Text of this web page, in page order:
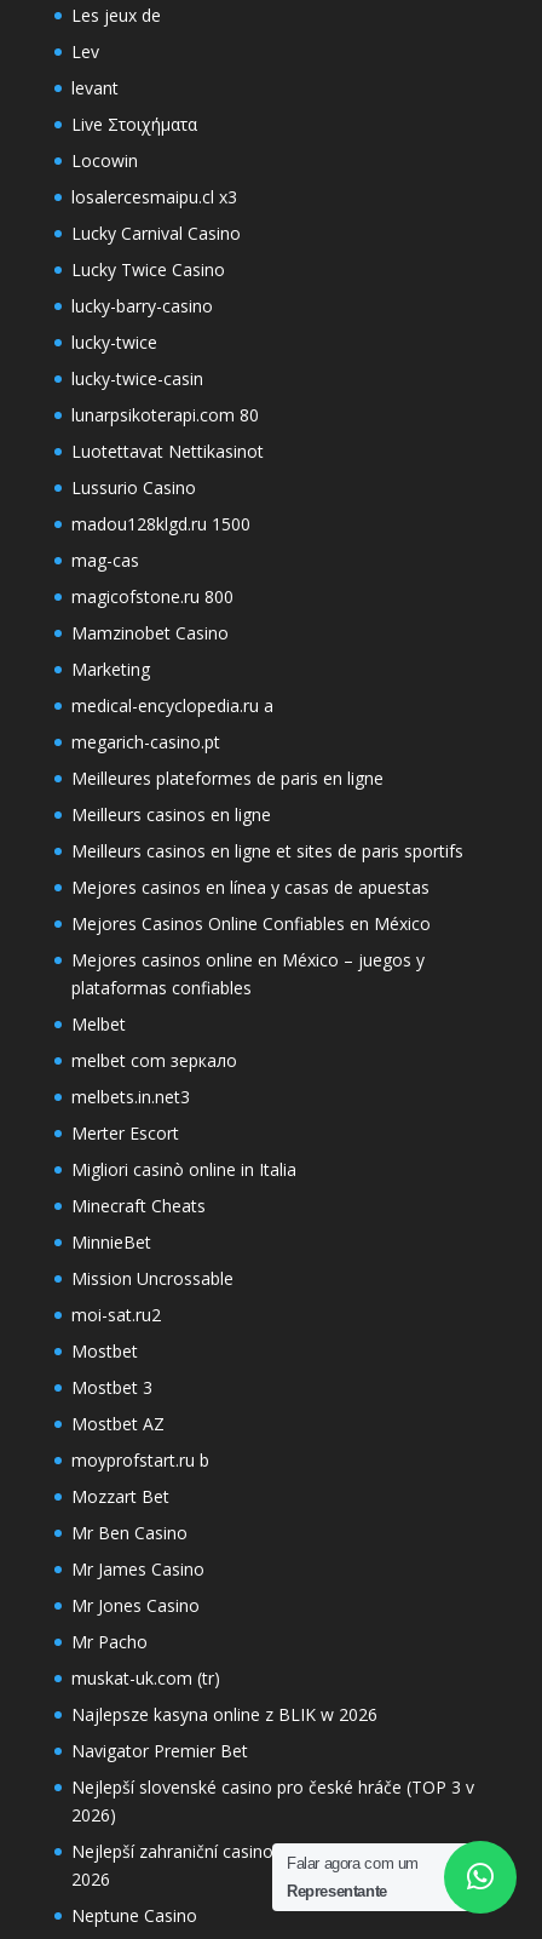
Falar agora com um
Representante
Les jeux de
Lev
levant
Live Στοιχήματα
Locowin
losalercesmaipu.cl x3
Lucky Carnival Casino
Lucky Twice Casino
lucky-barry-casino
lucky-twice
lucky-twice-casin
lunarpsikoterapi.com 80
Luotettavat Nettikasinot
Lussurio Casino
madou128klgd.ru 1500
mag-cas
magicofstone.ru 800
Mamzinobet Casino
Marketing
medical-encyclopedia.ru a
megarich-casino.pt
Meilleures plateformes de paris en ligne
Meilleurs casinos en ligne
Meilleurs casinos en ligne et sites de paris sportifs
Mejores casinos en línea y casas de apuestas
Mejores Casinos Online Confiables en México
Mejores casinos online en México – juegos y
plataformas confiables
Melbet
melbet com зеркало
melbets.in.net3
Merter Escort
Migliori casinò online in Italia
Minecraft Cheats
MinnieBet
Mission Uncrossable
moi-sat.ru2
Mostbet
Mostbet 3
Mostbet AZ
moyprofstart.ru b
Mozzart Bet
Mr Ben Casino
Mr James Casino
Mr Jones Casino
Mr Pacho
muskat-uk.com (tr)
Najlepsze kasyna online z BLIK w 2026
Navigator Premier Bet
Nejlepší slovenské casino pro české hráče (TOP 3 v
2026)
Nejlepší zahraniční casino vklad 100 Kč: TOP herny
2026
Neptune Casino